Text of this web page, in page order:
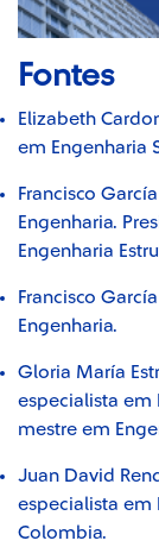
Fontes
Elizabeth
em Engenharia
Francisco
Engenharia.
Engenharia
Francisco
Engenharia.
Gloria María
especialista em
mestre em
Juan David
especialista em
Colombia.